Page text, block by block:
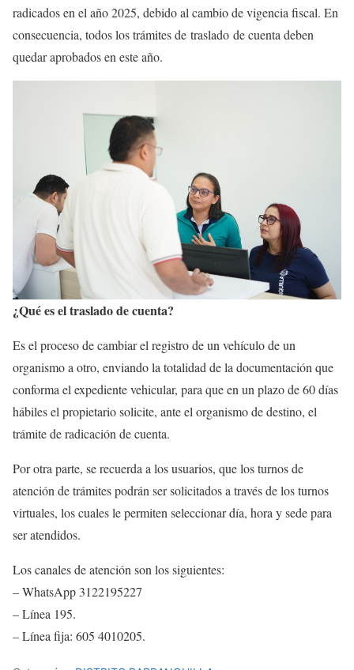
radicados en el año 2025, debido al cambio de vigencia fiscal. En
consecuencia, todos los trámites de traslado de cuenta deben
quedar aprobados en este año.
¿Qué es el traslado de cuenta?
Es el proceso de cambiar el registro de un vehículo de un
organismo a otro, enviando la totalidad de la documentación que
conforma el expediente vehicular, para que en un plazo de 60 días
hábiles el propietario solicite, ante el organismo de destino, el
trámite de radicación de cuenta.
Por otra parte, se recuerda a los usuarios, que los turnos de
atención de trámites podrán ser solicitados a través de los turnos
virtuales, los cuales le permiten seleccionar día, hora y sede para
ser atendidos.
Los canales de atención son los siguientes:
– WhatsApp 3122195227
– Línea 195.
– Línea fija: 605 4010205.